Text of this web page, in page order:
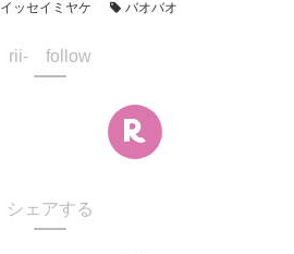
イッセイミヤケ バオバオ
rii- follow
シェアする